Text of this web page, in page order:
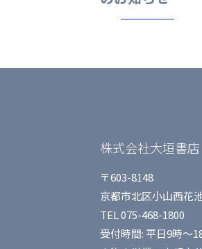
株式会社大垣書店
〒603-8148
京都市北区小山西花
TEL 075-468-1800
受付時間: 平日9時〜